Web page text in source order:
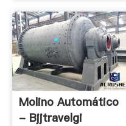
Molino Automático
- Bjjtravelgi